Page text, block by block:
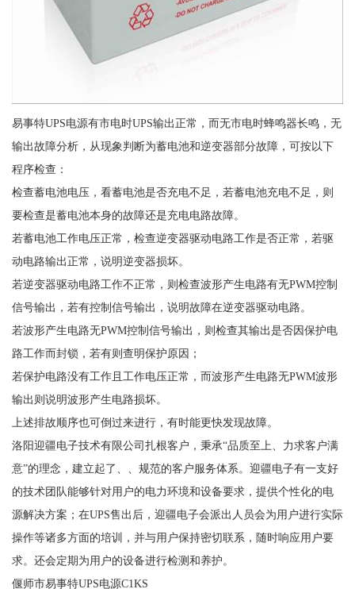
易事特UPS电源有市电时UPS输出正常，而无市电时蜂鸣器长鸣，无
输出故障分析，从现象判断为蓄电池和逆变器部分故障，可按以下
程序检查：
检查蓄电池电压，看蓄电池是否充电不足，若蓄电池充电不足，则
要检查是蓄电池本身的故障还是充电电路故障。
若蓄电池工作电压正常，检查逆变器驱动电路工作是否正常，若驱
动电路输出正常，说明逆变器损坏。
若逆变器驱动电路工作不正常，则检查波形产生电路有无PWM控制
信号输出，若有控制信号输出，说明故障在逆变器驱动电路。
若波形产生电路无PWM控制信号输出，则检查其输出是否因保护电
路工作而封锁，若有则查明保护原因；
若保护电路没有工作且工作电压正常，而波形产生电路无PWM波形
输出则说明波形产生电路损坏。
上述排故顺序也可倒过来进行，有时能更快发现故障。
洛阳迎疆电子技术有限公司扎根客户，秉承“品质至上、力求客户满
意”的理念，建立起了、、规范的客户服务体系。迎疆电子有一支好
的技术团队能够针对用户的电力环境和设备要求，提供个性化的电
源解决方案；在UPS售出后，迎疆电子会派出人员会为用户进行实际
操作等诸多方面的培训，并与用户保持密切联系，随时响应用户要
求。还会定期为用户的设备进行检测和养护。
偃师市易事特UPS电源C1KS